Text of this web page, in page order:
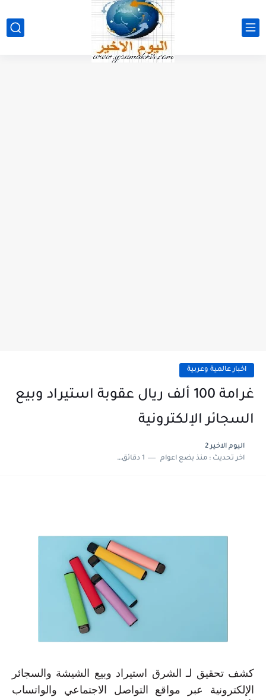
اخبار عالمية وعربية
غرامة 100 ألف ريال عقوبة استيراد وبيع
السجائر الإلكترونية
اليوم الاخير 2
اخر تحديث :منذ بضع اعوام 1 دقائق للقراءة
كشف تحقيق لـ الشرق استيراد وبيع الشيشة والسجائر
الإلكترونية عبر مواقع التواصل الاجتماعي والواتساب